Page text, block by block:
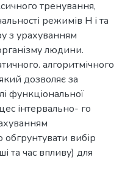
тренування,
режимів Н і та
з урахуванням
людини.
алгоритмічного
дозволяє за
функціональної
інтервально- го
обгрунтувати вибір
та час впливу) для